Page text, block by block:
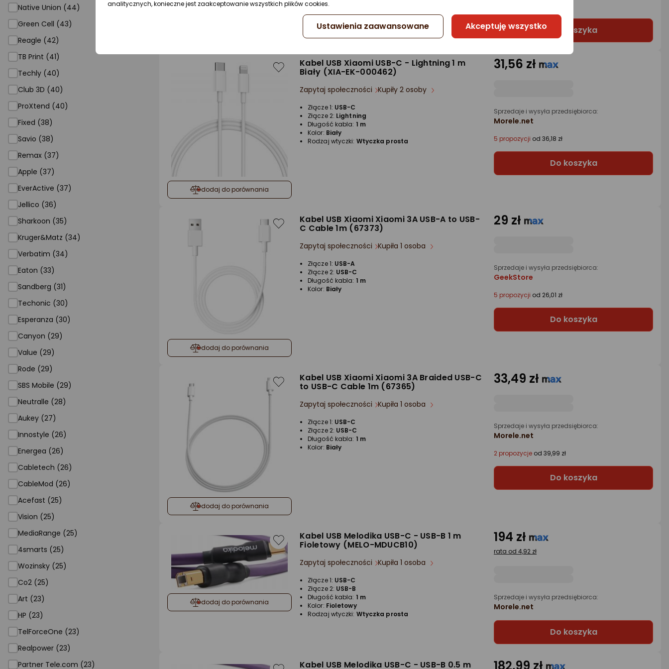
Native Union (44)
Green Cell (43)
Reagle (42)
TB Print (41)
Techly (40)
Club 3D (40)
ProXtend (40)
Fixed (38)
Savio (38)
Remax (37)
Apple (37)
EverActive (37)
Jellico (36)
Sharkoon (35)
Kruger&Matz (34)
Verbatim (34)
Eaton (33)
Sandberg (31)
Techonic (30)
Esperanza (30)
Canyon (29)
Value (29)
Rode (29)
SBS Mobile (29)
Neutralle (28)
Aukey (27)
Innostyle (26)
Energea (26)
Cabletech (26)
CableMod (26)
Acefast (25)
Vision (25)
MediaRange (25)
4smarts (25)
Wozinsky (25)
Co2 (25)
Art (23)
HP (23)
TelForceOne (23)
Realpower (23)
Partner Tele.com (23)
Do koszyka
dodaj do porównania
Kabel USB Xiaomi USB-C - Lightning 1 m
Biały (XIA-EK-000462)
Zapytaj społeczności Kupiły 2 osoby
Złącze 1: USB-C
Złącze 2: Lightning
Długość kabla: 1 m
Kolor: Biały
Rodzaj wtyczki: Wtyczka prosta
31,56 zł
Sprzedaje i wysyła przedsiębiorca:
Morele.net
5 propozycji od 36,18 zł
Do koszyka
dodaj do porównania
Kabel USB Xiaomi Xiaomi 3A USB-A to USB-
C Cable 1m (67373)
Zapytaj społeczności Kupiła 1 osoba
Złącze 1: USB-A
Złącze 2: USB-C
Długość kabla: 1 m
Kolor: Biały
29 zł
Sprzedaje i wysyła przedsiębiorca:
GeekStore
5 propozycji od 26,01 zł
Do koszyka
dodaj do porównania
Kabel USB Xiaomi Xiaomi 3A Braided USB-C
to USB-C Cable 1m (67365)
Zapytaj społeczności Kupiła 1 osoba
Złącze 1: USB-C
Złącze 2: USB-C
Długość kabla: 1 m
Kolor: Biały
33,49 zł
Sprzedaje i wysyła przedsiębiorca:
Morele.net
2 propozycje od 39,99 zł
Do koszyka
dodaj do porównania
Kabel USB Melodika USB-C - USB-B 1 m
Fioletowy (MELO-MDUCB10)
Zapytaj społeczności Kupiła 1 osoba
Złącze 1: USB-C
Złącze 2: USB-B
Długość kabla: 1 m
Kolor: Fioletowy
Rodzaj wtyczki: Wtyczka prosta
194 zł
rata od 4,92 zł
Sprzedaje i wysyła przedsiębiorca:
Morele.net
Do koszyka
Kabel USB Melodika USB-C - USB-B 0.5 m
analitycznych, konieczne jest zaakceptowanie wszystkich plików cookies.
Ustawienia zaawansowane Akceptuję wszystko